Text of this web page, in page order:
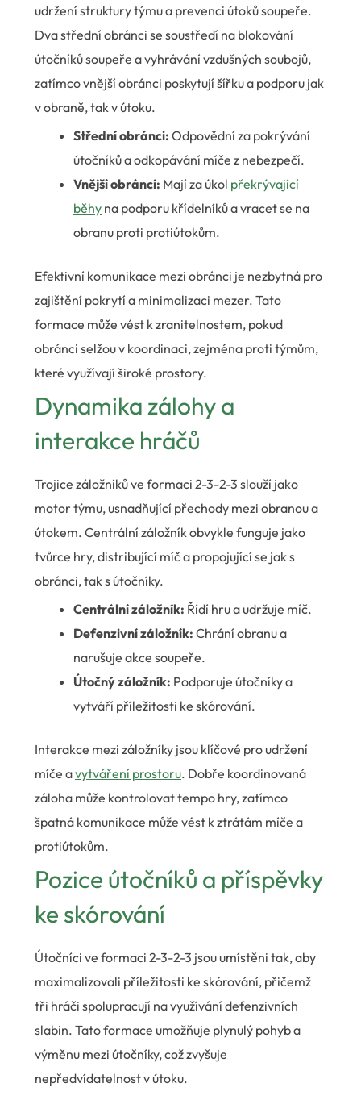
udržení struktury týmu a prevenci útoků soupeře.
Dva střední obránci se soustředí na blokování
útočníků soupeře a vyhrávání vzdušných soubojů,
zatímco vnější obránci poskytují šířku a podporu jak
v obraně, tak v útoku.
Střední obránci: Odpovědní za pokrývání
útočníků a odkopávání míče z nebezpečí.
Vnější obránci: Mají za úkol překrývající
běhy na podporu křídelníků a vracet se na
obranu proti protiútokům.
Efektivní komunikace mezi obránci je nezbytná pro
zajištění pokrytí a minimalizaci mezer. Tato
formace může vést k zranitelnostem, pokud
obránci selžou v koordinaci, zejména proti týmům,
které využívají široké prostory.
Dynamika zálohy a
interakce hráčů
Trojice záložníků ve formaci 2-3-2-3 slouží jako
motor týmu, usnadňující přechody mezi obranou a
útokem. Centrální záložník obvykle funguje jako
tvůrce hry, distribující míč a propojující se jak s
obránci, tak s útočníky.
Centrální záložník: Řídí hru a udržuje míč.
Defenzivní záložník: Chrání obranu a
narušuje akce soupeře.
Útočný záložník: Podporuje útočníky a
vytváří příležitosti ke skórování.
Interakce mezi záložníky jsou klíčové pro udržení
míče avytváření prostoru. Dobře koordinovaná
záloha může kontrolovat tempo hry, zatímco
špatná komunikace může vést k ztrátám míče a
protiútokům.
Pozice útočníků a příspěvky
ke skórování
Útočníci ve formaci 2-3-2-3 jsou umístěni tak, aby
maximalizovali příležitosti ke skórování, přičemž
tři hráči spolupracují na využívání defenzivních
slabin. Tato formace umožňuje plynulý pohyb a
výměnu mezi útočníky, což zvyšuje
nepředvídatelnost v útoku.